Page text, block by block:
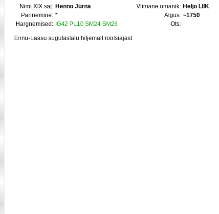
Nimi XIX saj: Henno Jürna Viimane omanik: Heljo LIIK
Pärinemine: * Algus: ~1750
Hargnemised: IG42 PL10 SM24 SM26 Ots:
Ennu-Laasu sugulastalu hiljemalt rootsiajast